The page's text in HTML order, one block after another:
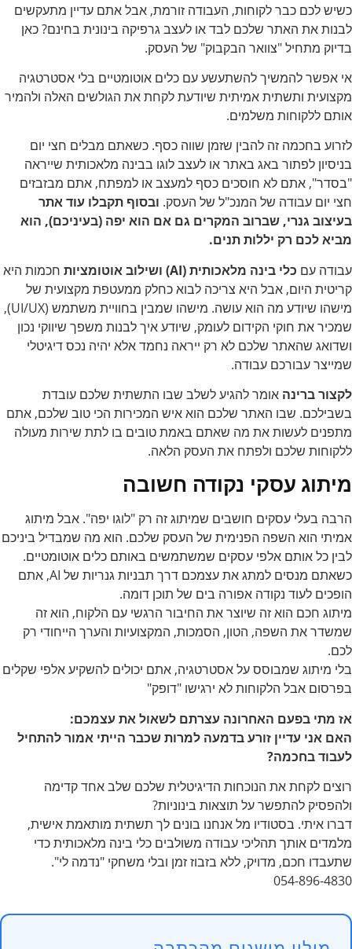
כשיש לכם כבר לקוחות, העבודה זורמת, אבל אתם עדיין מתעקשים
לבנות את האתר שלכם לבד או לעצב גרפיקה בינונית בחינם? כאן
בדיוק מתחיל "צוואר הבקבוק" של העסק.
אי אפשר להמשיך להשתעשע עם כלים אוטומטיים בלי אסטרטגיה
מקצועית ותשתית אמיתית שיודעת לקחת את הגולשים האלה ולהמיר
אותם ללקוחות משלמים.
לזרוע בחכמה זה להבין שזמן שווה כסף. כשאתם מבלים חצי יום
בניסיון לפתור באג באתר או לעצב לוגו בבינה מלאכותית שייראה
"בסדר", אתם לא חוסכים כסף למעצב או למפתח, אתם מבזבזים
חצי יום עבודה של המנכ"ל של העסק. ובסוף תקבלו עוד אתר
בעיצוב גנרי, שברוב המקרים גם אם הוא יפה (בעיניכם), הוא
מביא לכם רק יללות תנים.
עבודה עם כלי בינה מלאכותית (AI) ושילוב אוטומציות
חכמות היא
קריטית היום, אבל היא צריכה לבוא כחלק ממעטפת מקצועית של
מישהו שיודע מה הוא עושה. מישהו שמבין בחוויית משתמש (UI/UX),
שמכיר את חוקי הקידום לעומק, שיודע איך לבנות משפך שיווקי נכון
ושדואג שהאתר שלכם לא רק ייראה נחמד אלא יהיה נכס דיגיטלי
שמייצר עבורכם עבודה.
לקצור ברינה אומר להגיע לשלב שבו התשתית שלכם עובדת
בשבילכם. שבו האתר שלכם הוא איש המכירות הכי טוב שלכם, אתם
מתפנים לעשות את מה שאתם באמת טובים בו לתת שירות מעולה
ללקוחות שלכם ולפתח את העסק הלאה.
מיתוג עסקי נקודה חשובה
הרבה בעלי עסקים חושבים שמיתוג זה רק "לוגו יפה". אבל מיתוג
אמיתי הוא השפה הפנימית של העסק שלכם. הוא מה שמבדיל ביניכם
לבין כל אותם אלפי עסקים שמשתמשים באותם כלים אוטומטיים.
כשאתם מנסים למתג את עצמכם דרך תבניות גנריות של AI, אתם
הופכים לעוד נקודה אפורה בים של תוכן דומה.
מיתוג חכם הוא זה שיוצר את החיבור הרגשי עם הלקוח, הוא זה
שמשדר את השפה, הטון, הסמכות, המקצועיות והערך הייחודי רק
לכם.
בלי מיתוג שמבוסס על אסטרטגיה, אתם יכולים להשקיע אלפי שקלים
בפרסום אבל הלקוחות לא ירגישו "דופק"
אז מתי בפעם האחרונה עצרתם לשאול את עצמכם:
האם אני עדיין זורע בדמעה למרות שכבר הייתי אמור להתחיל
לעבוד בחכמה?
רוצים לקחת את הנוכחות הדיגיטלית שלכם שלב אחד קדימה
ולהפסיק להתפשר על תוצאות בינוניות?
דברו איתי. בסטודיו מל אנחנו בונים לך תשתית מותאמת אישית,
מלמדים אותך תהליכי עבודה משולבים כלי בינה מלאכותית כדי
שתעבדו חכם, מדויק, ללא בזבוז זמן ובלי משחקי "נדמה לי".
054-896-4830